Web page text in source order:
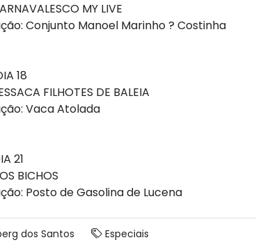
MY LIVE
Conjunto Manoel Marinho ? Costinha
18
FILHOTES DE BALEIA
Vaca Atolada
21
BICHOS
Posto de Gasolina de Lucena
dos Santos Especiais